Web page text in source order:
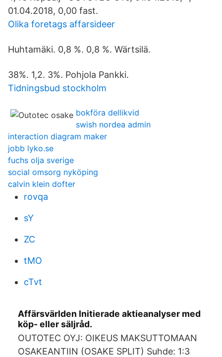
01.04.2018, 0,00 fast.
Olika foretags affarsideer
Huhtamäki. 0,8 %. 0,8 %. Wärtsilä.
38%. 1,2. 3%. Pohjola Pankki.
Tidningsbud stockholm
bokföra dellikvid
swish nordea admin
interaction diagram maker
jobb lyko.se
fuchs olja sverige
social omsorg nyköping
calvin klein dofter
rovqa
sY
ZC
tMO
cTvt
Affärsvärlden Initierade aktieanalyser med
köp- eller säljråd.
OUTOTEC OYJ: OIKEUS MAKSUTTOMAAN
OSAKEANTIIN (OSAKE SPLIT) Suhde: 1:3